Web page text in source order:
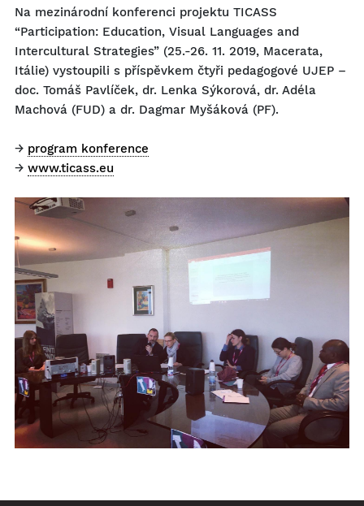
Na mezinárodní konferenci projektu TICASS
“Participation: Education, Visual Languages and
Intercultural Strategies” (25.-26. 11. 2019, Macerata,
Itálie) vystoupili s příspěvkem čtyři pedagogové UJEP –
doc. Tomáš Pavlíček, dr. Lenka Sýkorová, dr. Adéla
Machová (FUD) a dr. Dagmar Myšáková (PF).
→ program konference
→ www.ticass.eu